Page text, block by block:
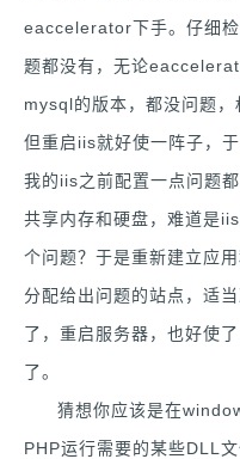
eaccelerator下手。仔细
题都没有，无论
mysql的版本，都没问题，
但重启iis就好使一阵子，
我的iis之前配置一点问题
共享内存和硬盘，难道是
个问题？于是重新建立应
分配给出问题的站点，适
了，重启服务器，也好使
了。
猜想你应该是在
PHP运行需要的某些DLL